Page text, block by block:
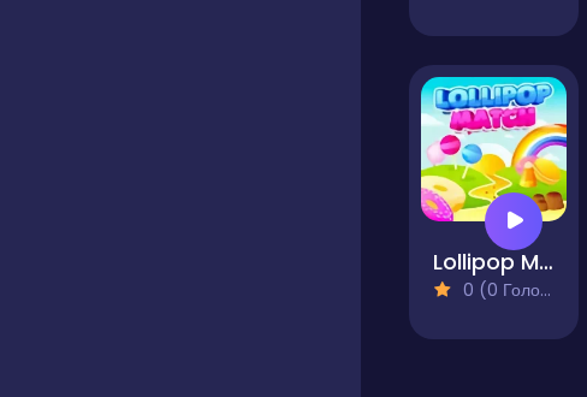
Lollipop Match
0 (0 Голосів)